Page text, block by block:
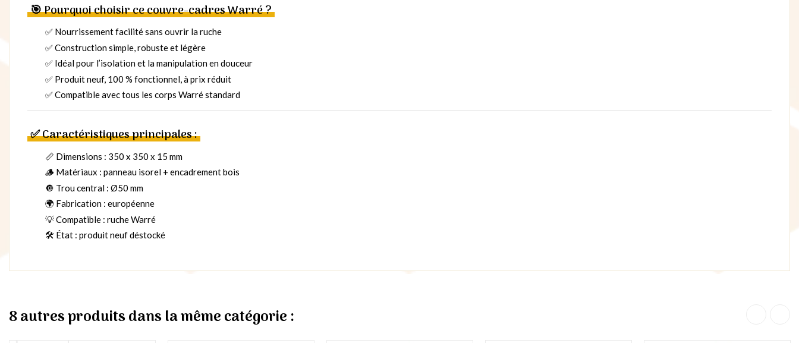
🎯 Pourquoi choisir ce couvre-cadres Warré ?
✅ Nourrissement facilité sans ouvrir la ruche
✅ Construction simple, robuste et légère
✅ Idéal pour l’isolation et la manipulation en douceur
✅ Produit neuf, 100 % fonctionnel, à prix réduit
✅ Compatible avec tous les corps Warré standard
✅ Caractéristiques principales :
📏 Dimensions : 350 x 350 x 15 mm
🪵 Matériaux : panneau isorel + encadrement bois
🔘 Trou central : Ø50 mm
🌍 Fabrication : européenne
💡 Compatible : ruche Warré
🛠️ État : produit neuf déstocké
8 autres produits dans la même catégorie :